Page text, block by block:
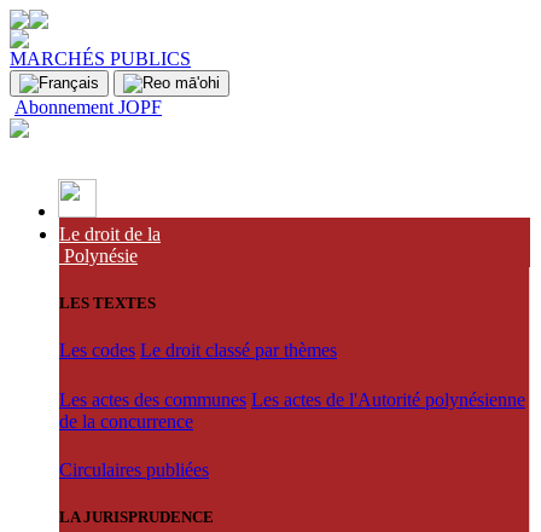
MARCHÉS PUBLICS
Abonnement JOPF
Le droit de la
Polynésie
LES TEXTES
Les codes Le droit classé par thèmes
Les actes des communes Les actes de l'Autorité polynésienne
de la concurrence
Circulaires publiées
LA JURISPRUDENCE